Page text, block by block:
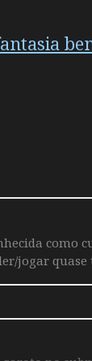
jogar quase